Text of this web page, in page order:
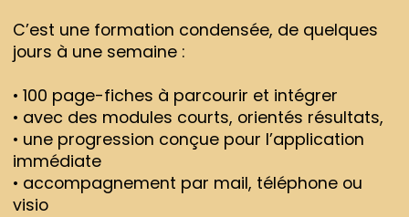
C’est une formation condensée, de quelques
jours à une semaine :
• 100 page-fiches à parcourir et intégrer
• avec des modules courts, orientés résultats,
• une progression conçue pour l’application
immédiate
• accompagnement par mail, téléphone ou
visio